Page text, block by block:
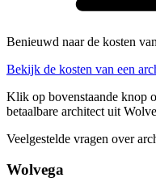
Benieuwd naar de kosten
Bekijk de kosten van een
Klik op bovenstaande knop
betaalbare architect uit
Veelgestelde vragen over
Wolvega